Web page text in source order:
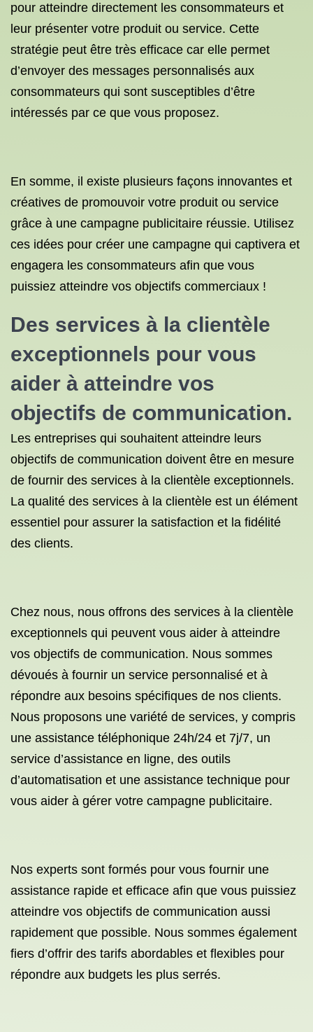
pour atteindre directement les consommateurs et
leur présenter votre produit ou service. Cette
stratégie peut être très efficace car elle permet
d’envoyer des messages personnalisés aux
consommateurs qui sont susceptibles d’être
intéressés par ce que vous proposez.
En somme, il existe plusieurs façons innovantes et
créatives de promouvoir votre produit ou service
grâce à une campagne publicitaire réussie. Utilisez
ces idées pour créer une campagne qui captivera et
engagera les consommateurs afin que vous
puissiez atteindre vos objectifs commerciaux !
Des services à la clientèle
exceptionnels pour vous
aider à atteindre vos
objectifs de communication.
Les entreprises qui souhaitent atteindre leurs
objectifs de communication doivent être en mesure
de fournir des services à la clientèle exceptionnels.
La qualité des services à la clientèle est un élément
essentiel pour assurer la satisfaction et la fidélité
des clients.
Chez nous, nous offrons des services à la clientèle
exceptionnels qui peuvent vous aider à atteindre
vos objectifs de communication. Nous sommes
dévoués à fournir un service personnalisé et à
répondre aux besoins spécifiques de nos clients.
Nous proposons une variété de services, y compris
une assistance téléphonique 24h/24 et 7j/7, un
service d’assistance en ligne, des outils
d’automatisation et une assistance technique pour
vous aider à gérer votre campagne publicitaire.
Nos experts sont formés pour vous fournir une
assistance rapide et efficace afin que vous puissiez
atteindre vos objectifs de communication aussi
rapidement que possible. Nous sommes également
fiers d’offrir des tarifs abordables et flexibles pour
répondre aux budgets les plus serrés.